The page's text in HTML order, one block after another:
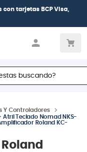
con tarjetas BCP Visa,
buscando?
Y Controladores
Teclado Nomad NKS-
Roland KC-